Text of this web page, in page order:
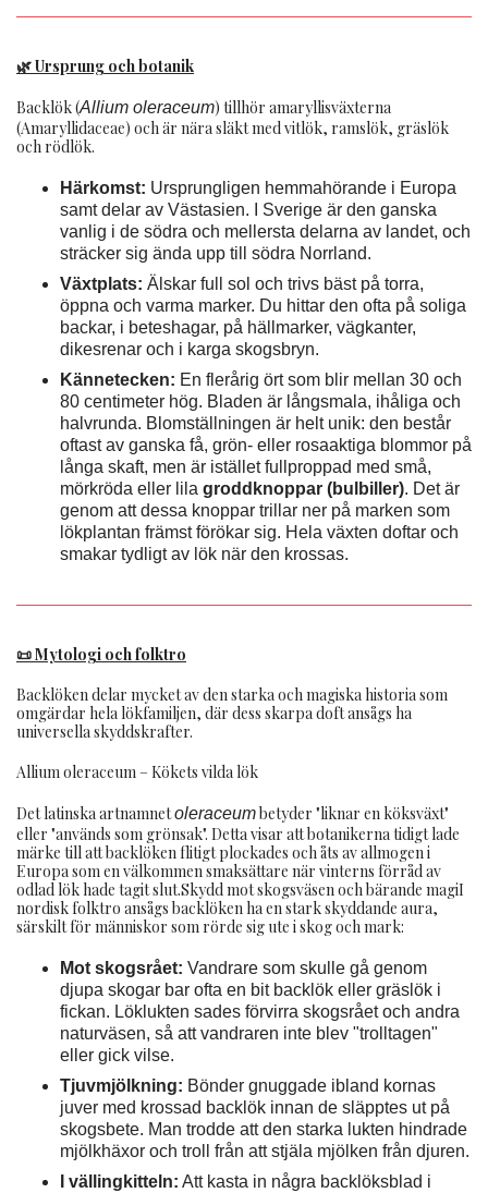
🌿 Ursprung och botanik
Backlök (Allium oleraceum) tillhör amaryllisväxterna
(Amaryllidaceae) och är nära släkt med vitlök, ramslök, gräslök
och rödlök.
Härkomst: Ursprungligen hemmahörande i Europa
samt delar av Västasien. I Sverige är den ganska
vanlig i de södra och mellersta delarna av landet, och
sträcker sig ända upp till södra Norrland.
Växtplats: Älskar full sol och trivs bäst på torra,
öppna och varma marker. Du hittar den ofta på soliga
backar, i beteshagar, på hällmarker, vägkanter,
dikesrenar och i karga skogsbryn.
Kännetecken: En flerårig ört som blir mellan 30 och
80 centimeter hög. Bladen är långsmala, ihåliga och
halvrunda. Blomställningen är helt unik: den består
oftast av ganska få, grön- eller rosaaktiga blommor på
långa skaft, men är istället fullproppad med små,
mörkröda eller lila groddknoppar (bulbiller). Det är
genom att dessa knoppar trillar ner på marken som
lökplantan främst förökar sig. Hela växten doftar och
smakar tydligt av lök när den krossas.
📜 Mytologi och folktro
Backlöken delar mycket av den starka och magiska historia som
omgärdar hela lökfamiljen, där dess skarpa doft ansågs ha
universella skyddskrafter.
Allium oleraceum – Kökets vilda lök
Det latinska artnamnetoleraceumbetyder "liknar en köksväxt"
eller "används som grönsak". Detta visar att botanikerna tidigt lade
märke till att backlöken flitigt plockades och åts av allmogen i
Europa som en välkommen smaksättare när vinterns förråd av
odlad lök hade tagit slut.Skydd mot skogsväsen och bärande magiI
nordisk folktro ansågs backlöken ha en stark skyddande aura,
särskilt för människor som rörde sig ute i skog och mark:
Mot skogsrået: Vandrare som skulle gå genom
djupa skogar bar ofta en bit backlök eller gräslök i
fickan. Löklukten sades förvirra skogsrået och andra
naturväsen, så att vandraren inte blev "trolltagen"
eller gick vilse.
Tjuvmjölkning: Bönder gnuggade ibland kornas
juver med krossad backlök innan de släpptes ut på
skogsbete. Man trodde att den starka lukten hindrade
mjölkhäxor och troll från att stjäla mjölken från djuren.
I vällingkitteln: Att kasta in några backlöksblad i